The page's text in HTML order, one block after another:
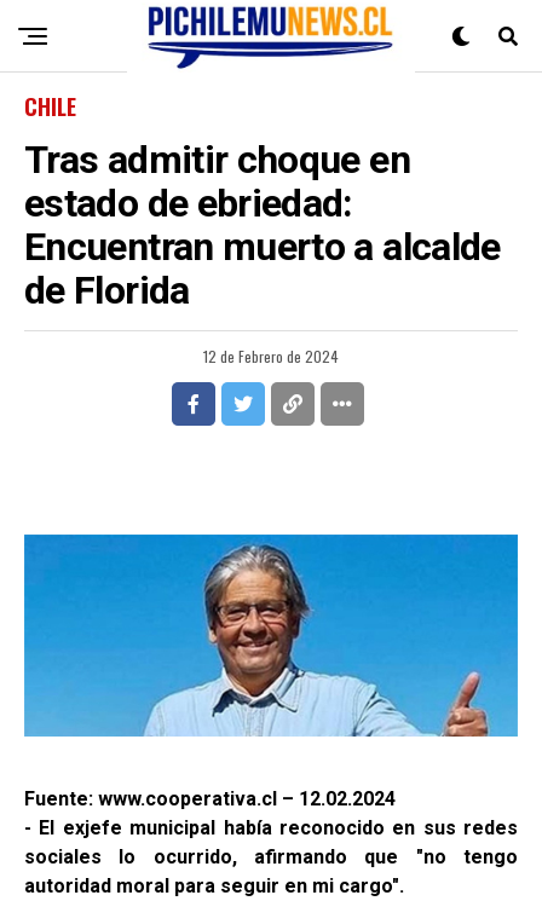
CHILE
Tras admitir choque en
estado de ebriedad:
Encuentran muerto a alcalde
de Florida
12 de Febrero de 2024
Fuente: www.cooperativa.cl – 12.02.2024
- El exjefe municipal había reconocido en sus redes
sociales lo ocurrido, afirmando que "no tengo
autoridad moral para seguir en mi cargo".